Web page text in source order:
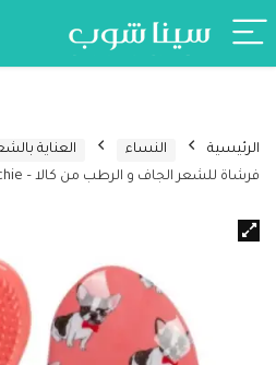
الرئيسية النساء العناية
فرشاة للشعر الجاف و الرطب من كالا – CALA Tangle Free Frenchie